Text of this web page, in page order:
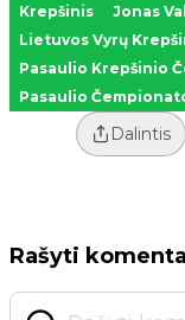
Krepšinis Jonas
Lietuvos Vyrų
Pasaulio Krepšinio
Pasaulio
Dalintis
Rašyti